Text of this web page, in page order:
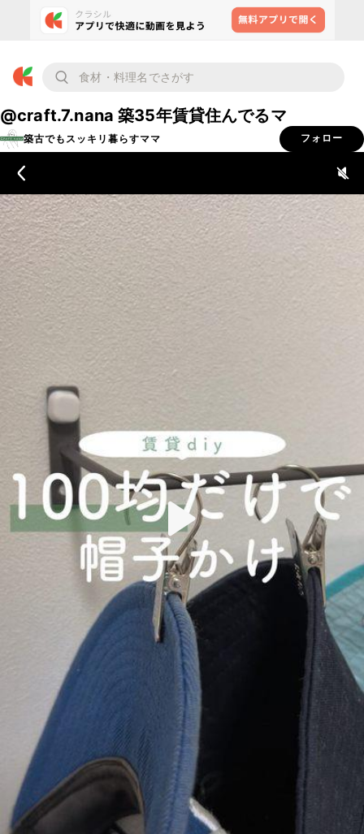
@craft.7.nana 築35年賃貸住んでるマ
築古でもスッキリ暮らすママ フォロー